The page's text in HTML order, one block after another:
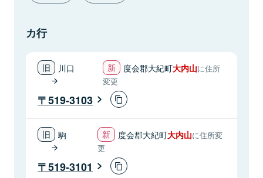
カ行
川口 度会郡大紀町大内山に住所
変更
519-3103
駒 度会郡大紀町大内山に住所変
更
519-3101